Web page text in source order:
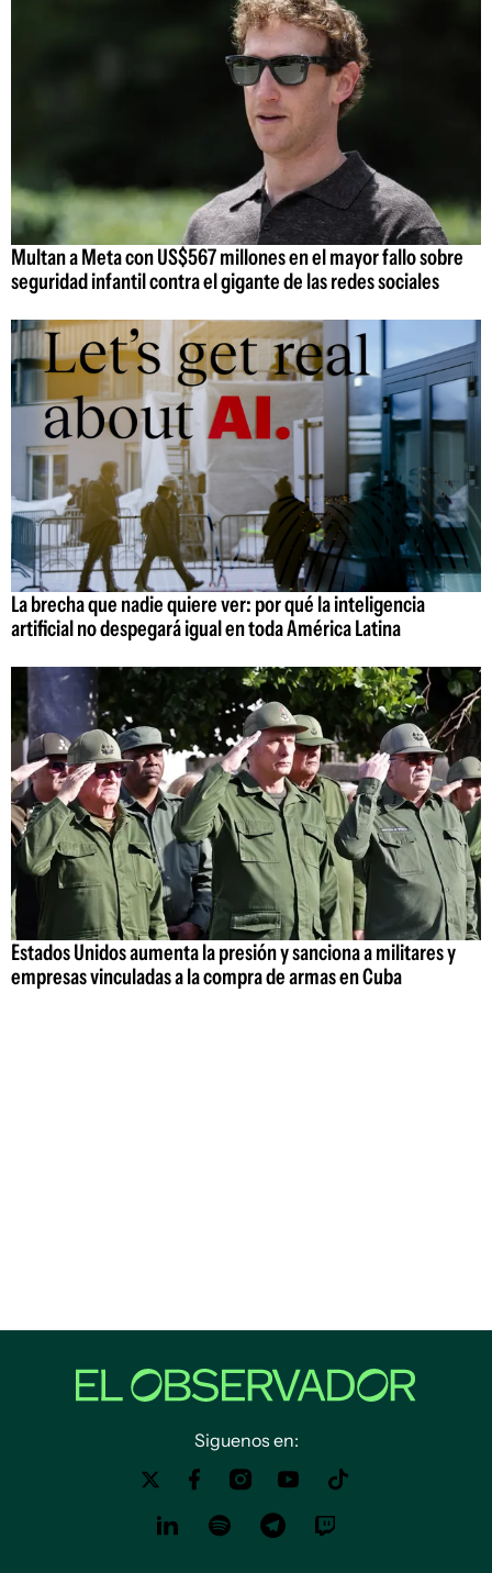
Multan a Meta con US$567 millones en el mayor fallo sobre
seguridad infantil contra el gigante de las redes sociales
La brecha que nadie quiere ver: por qué la inteligencia
artificial no despegará igual en toda América Latina
Estados Unidos aumenta la presión y sanciona a militares y
empresas vinculadas a la compra de armas en Cuba
Siguenos en: